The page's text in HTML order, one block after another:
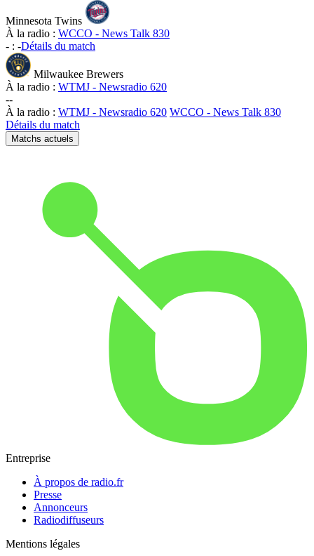
Minnesota Twins
À la radio : WCCO - News Talk 830
- : -Détails du match
Milwaukee Brewers
À la radio : WTMJ - Newsradio 620
--
À la radio : WTMJ - Newsradio 620 WCCO - News Talk 830
Détails du match
Matchs actuels
Entreprise
À propos de radio.fr
Presse
Annonceurs
Radiodiffuseurs
Mentions légales